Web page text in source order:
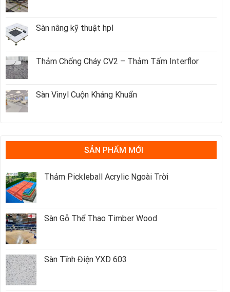
Sàn nâng kỹ thuật hpl
Thảm Chống Cháy CV2 – Thảm Tấm Interflor
Sàn Vinyl Cuộn Kháng Khuẩn
SẢN PHẨM MỚI
Thảm Pickleball Acrylic Ngoài Trời
Sàn Gỗ Thể Thao Timber Wood
Sàn Tĩnh Điện YXD 603